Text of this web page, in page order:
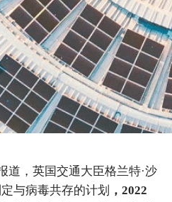
道，英国交通大臣格兰特·沙
与病毒共存的计划 ，2022